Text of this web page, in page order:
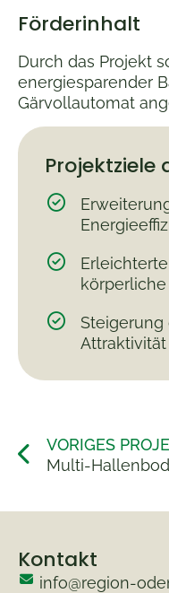
Förderinhalt
Durch das Projekt
energiesparender
Gärvollautomat
Projektziele
Steigerung
VORIGES
Kontakt
info@region-